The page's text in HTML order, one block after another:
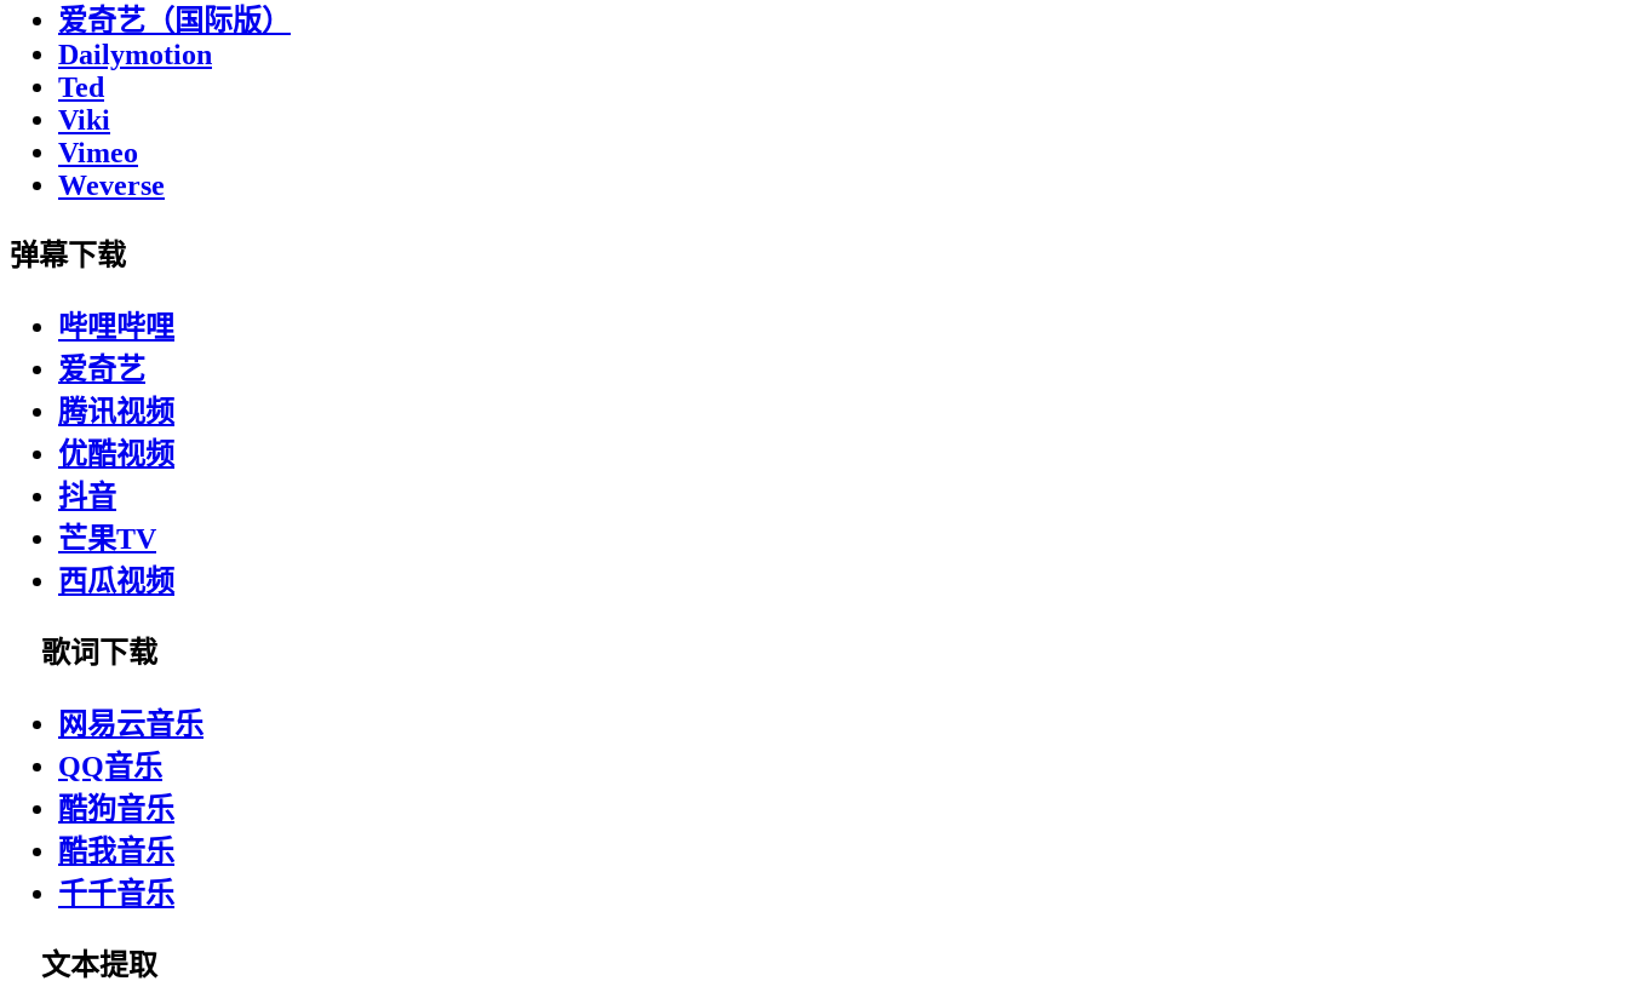
爱奇艺（国际版）
Dailymotion
Ted
Viki
Vimeo
Weverse
弹幕下载
哔哩哔哩
爱奇艺
腾讯视频
优酷视频
抖音
芒果TV
西瓜视频
歌词下载
网易云音乐
QQ音乐
酷狗音乐
酷我音乐
千千音乐
文本提取